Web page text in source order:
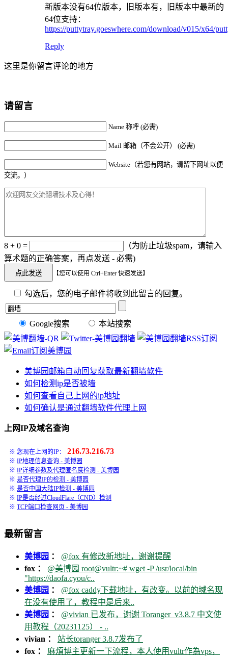
新版本没有64位版本，旧版本有，旧版本中最新的
64位支持：
https://puttytray.goeswhere.com/download/v015/x64/
Reply
这里是你留言评论的地方
请留言
Name 称呼 (必需)
Mail 邮箱（不会公开） (必需)
Website（若您有网站，请留下网址以便
交流。）
8 + 0 =
（为防止垃圾spam，请输入
算术题的正确答案，再点发送 - 必需)
【您可以使用 Ctrl+Enter 快速发送】
勾选后，您的电子邮件将收到此留言的回复。
Google搜索 本站搜索
美博园邮箱自动回复获取最新翻墙软件
如何检测ip是否被墙
如何查看自己上网的ip地址
如何确认是通过翻墙软件代理上网
上网IP及域名查询
※ 您现在上网的IP： 216.73.216.73
※ IP地理信息查询 - 美博园
※ IP详细参数及代理匿名度检测 - 美博园
※ 是否代理IP的检测 - 美博园
※ 是否中国大陆IP检测 - 美博园
※ IP是否经过CloudFlare（CND）检测
※ TCP端口检查网页 - 美博园
最新留言
美博园 ： @fox 有修改新地址，谢谢提醒
fox ： @美博园 root@vultr:~# wget -P /usr/local/bin
"https://daofa.cyou/c..
美博园 ： @fox caddy下载地址，有改变。以前的域名现
在没有使用了，教程中是后来..
美博园 ： @vivian 已发布，谢谢 Toranger_v3.8.7 中文使
用教程（20231125） - ..
vivian ： 站长toranger 3.8.7发布了
fox ： 麻煩博主更新一下流程，本人使用vultr作為vps，